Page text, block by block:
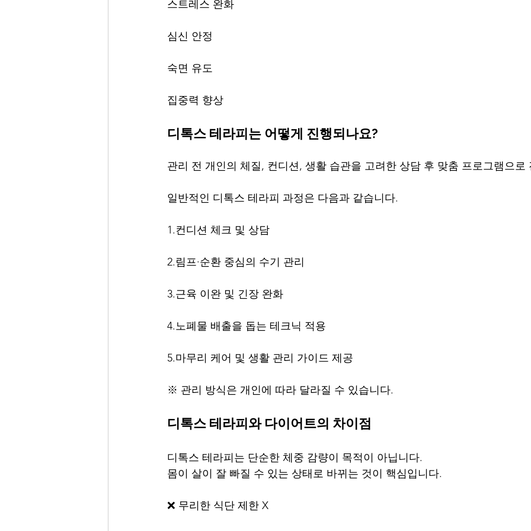
스트레스 완화
심신 안정
숙면 유도
집중력 향상
디톡스 테라피는 어떻게 진행되나요?
관리 전 개인의 체질, 컨디션, 생활 습관을 고려한 상담 후 맞춤 프로그램으로
일반적인 디톡스 테라피 과정은 다음과 같습니다.
1.컨디션 체크 및 상담
2.림프·순환 중심의 수기 관리
3.근육 이완 및 긴장 완화
4.노폐물 배출을 돕는 테크닉 적용
5.마무리 케어 및 생활 관리 가이드 제공
※ 관리 방식은 개인에 따라 달라질 수 있습니다.
디톡스 테라피와 다이어트의 차이점
디톡스 테라피는 단순한 체중 감량이 목적이 아닙니다.
몸이 살이 잘 빠질 수 있는 상태로 바뀌는 것이 핵심입니다.
❌ 무리한 식단 제한 X